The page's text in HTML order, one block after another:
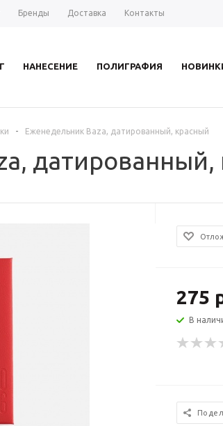
Бренды Доставка Контакты
НАНЕСЕНИЕ ПОЛИГРАФИЯ
- Еженедельник Baza, датированный, красный
датированный,
275
В